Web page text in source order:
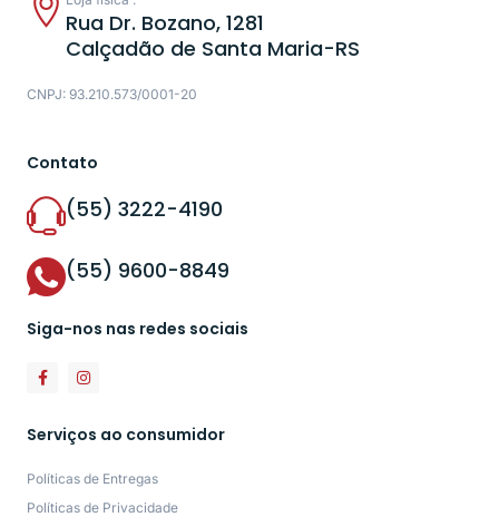
Rua Dr. Bozano, 1281
Calçadão de Santa Maria-RS
CNPJ: 93.210.573/0001-20
Contato
(55) 3222-4190
(55) 9600-8849
Siga-nos nas redes sociais
Serviços ao consumidor
Políticas de Entregas
Políticas de Privacidade